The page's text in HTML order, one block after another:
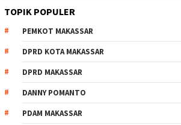
TOPIK POPULER
PEMKOT MAKASSAR
DPRD KOTA MAKASSAR
DPRD MAKASSAR
DANNY POMANTO
PDAM MAKASSAR